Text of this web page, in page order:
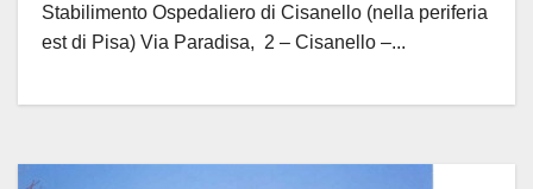
Stabilimento Ospedaliero di Cisanello (nella periferia
est di Pisa) Via Paradisa, 2 – Cisanello –...